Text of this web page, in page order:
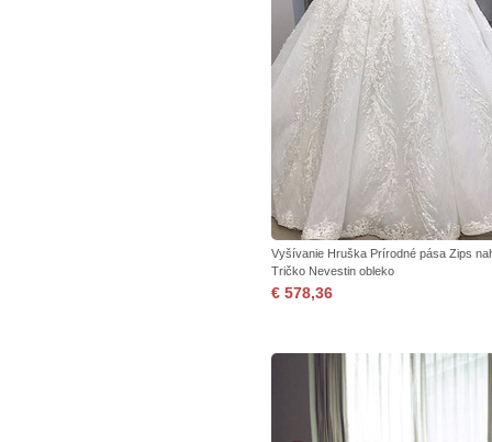
Vyšívanie Hruška Prírodné pása Zips
Tričko Nevestin obleko
€ 578,36